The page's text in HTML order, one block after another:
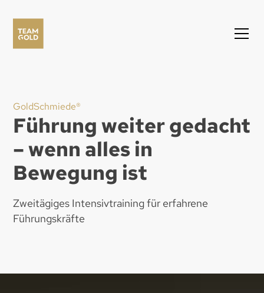
GoldSchmiede®
Führung weiter gedacht
– wenn alles in
Bewegung ist
Zweitägiges Intensivtraining für erfahrene
Führungskräfte